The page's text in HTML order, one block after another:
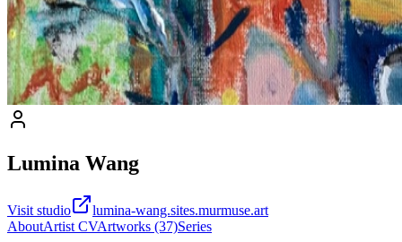
Lumina Wang
Visit studio
lumina-wang.sites.murmuse.art
AboutArtist CVArtworks (37)Series